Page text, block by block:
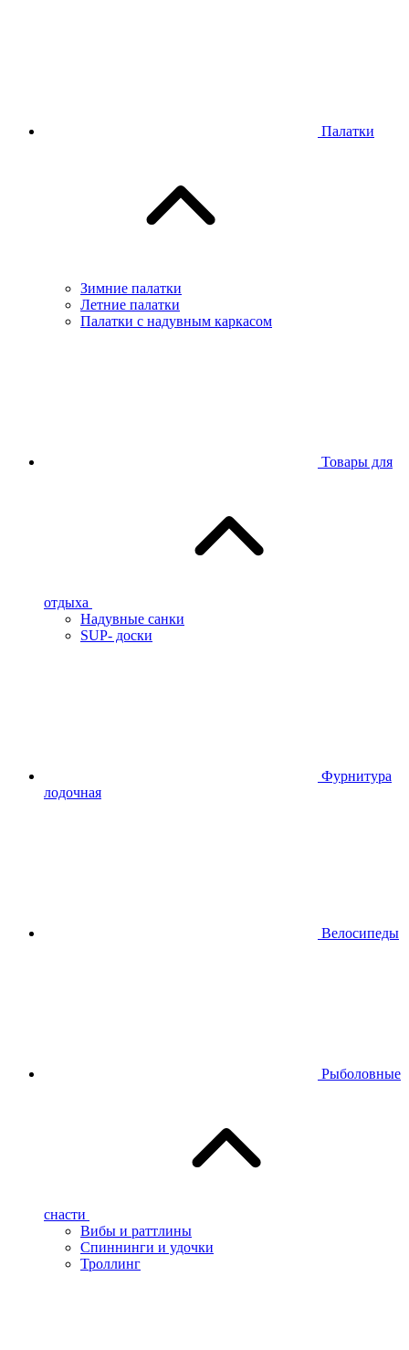
Палатки
Зимние палатки
Летние палатки
Палатки с надувным каркасом
Товары для
отдыха
Надувные санки
SUP- доски
Фурнитура
лодочная
Велосипеды
Рыболовные
снасти
Вибы и раттлины
Спиннинги и удочки
Троллинг